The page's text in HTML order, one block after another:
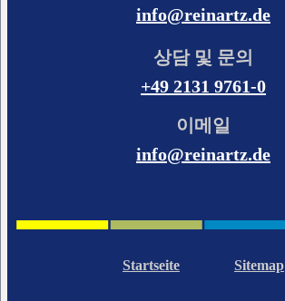
info@reinartz.de
상담 및 문의
+49 2131 9761-0
이메일
info@reinartz.de
Startseite Sitemap